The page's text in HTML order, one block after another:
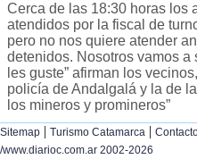
Cerca de las 18:30 horas los
atendidos por la fiscal de
pero no nos quiere atender
detenidos. Nosotros vamos
les guste” afirman los
policía de Andalgalá y la de
los mineros y promineros”
Sitemap | Turismo Catamarca |
/www.diarioc.com.ar 2002-2026